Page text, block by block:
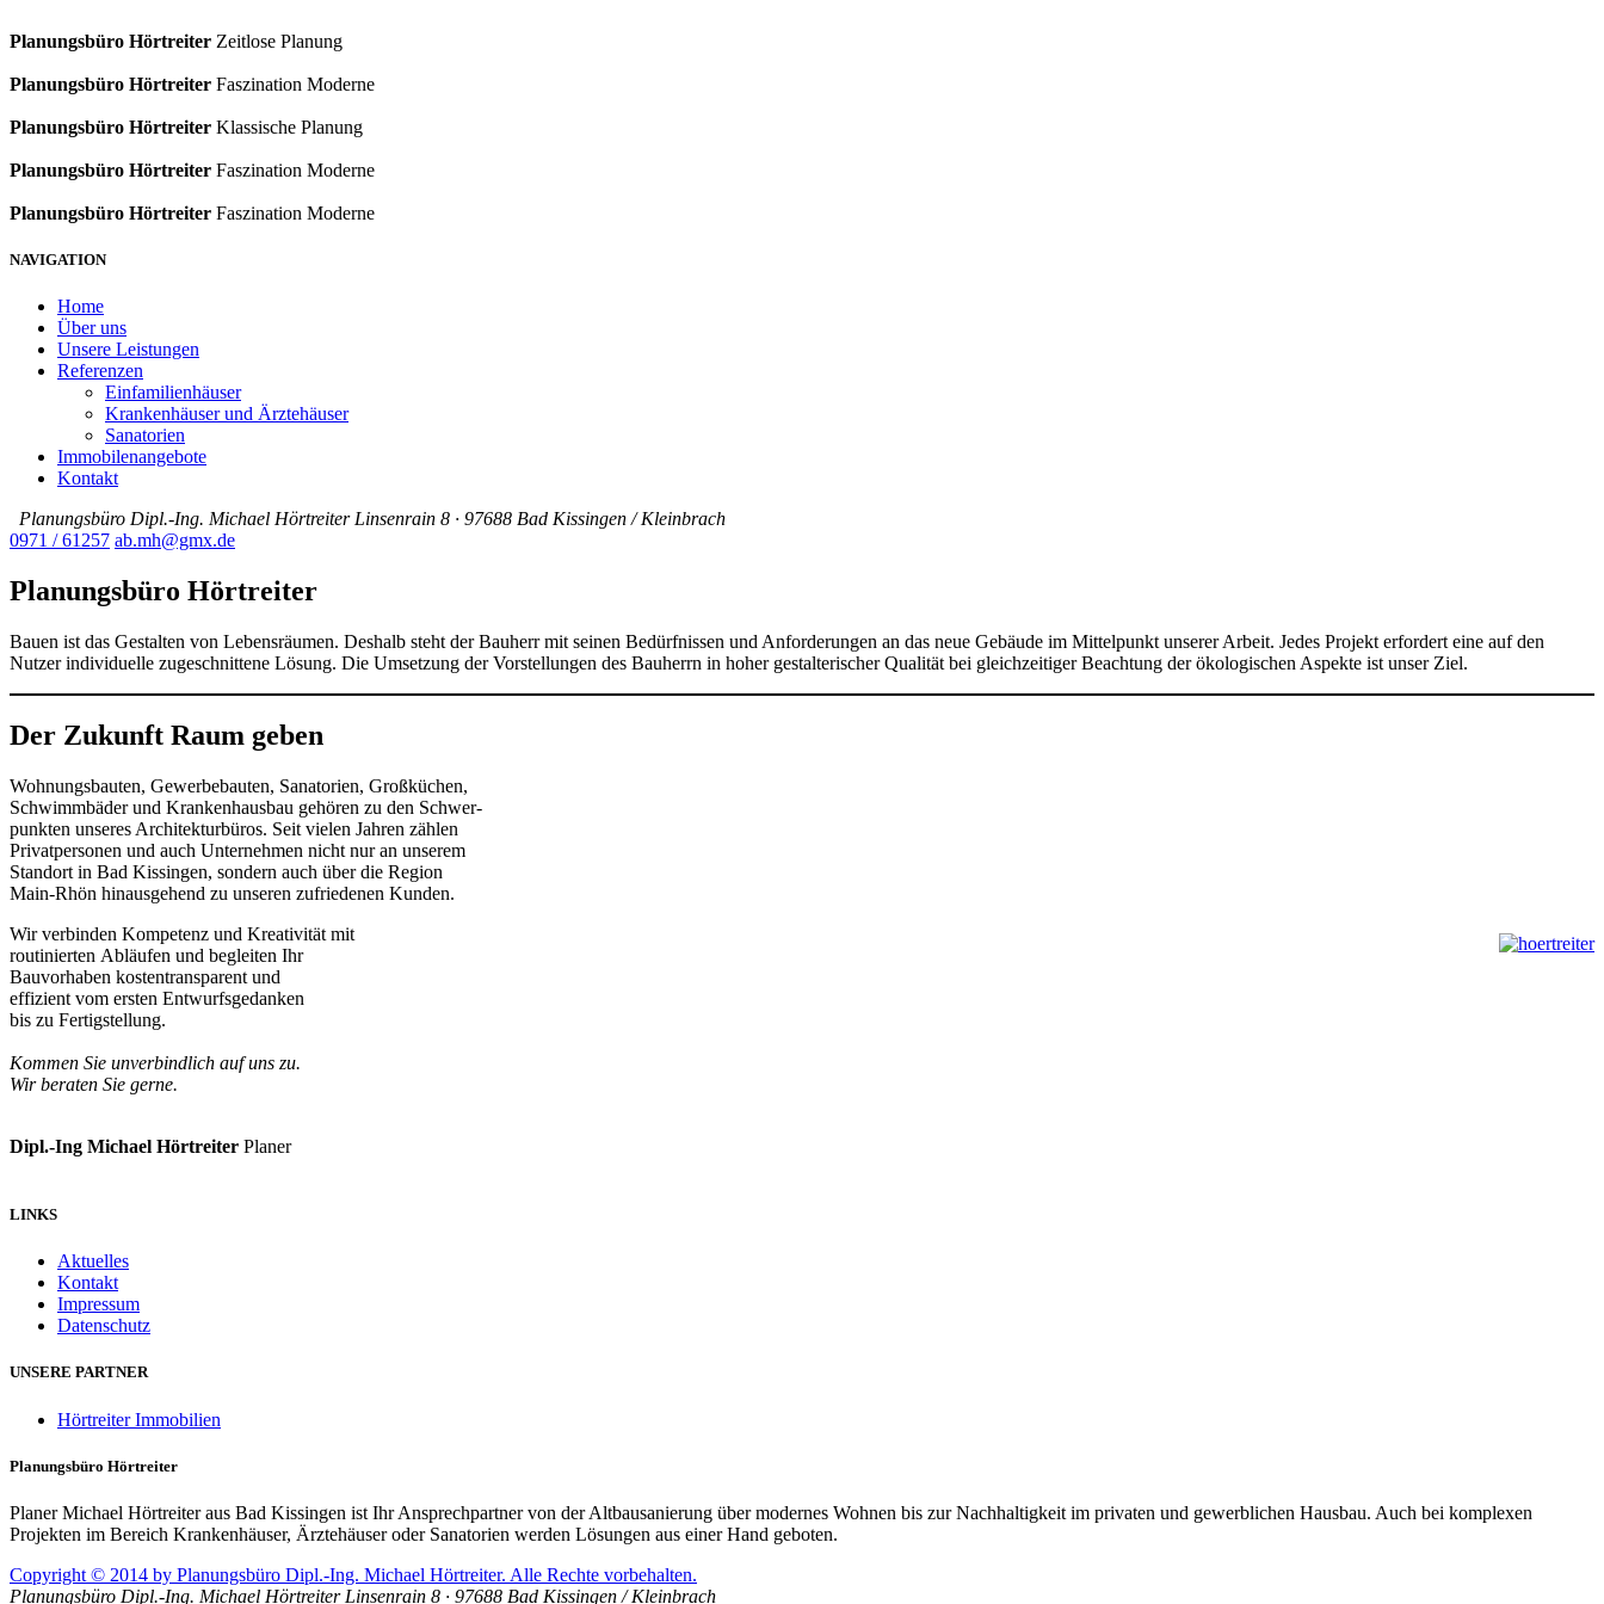
Planungsbüro Hörtreiter Zeitlose Planung
Planungsbüro Hörtreiter Faszination Moderne
Planungsbüro Hörtreiter Klassische Planung
Planungsbüro Hörtreiter Faszination Moderne
Planungsbüro Hörtreiter Faszination Moderne
NAVIGATION
Home
Über uns
Unsere Leistungen
Referenzen
Einfamilienhäuser
Krankenhäuser und Ärztehäuser
Sanatorien
Immobilenangebote
Kontakt
Planungsbüro Dipl.-Ing. Michael Hörtreiter Linsenrain 8 · 97688 Bad Kissingen / Kleinbrach
0971 / 61257 ab.mh@gmx.de
Planungsbüro Hörtreiter
Bauen ist das Gestalten von Lebensräumen. Deshalb steht der Bauherr mit seinen Bedürfnissen und Anforderungen an das neue Gebäude im Mittelpunkt unserer Arbeit. Jedes Projekt erfordert eine auf den
Nutzer individuelle zugeschnittene Lösung. Die Umsetzung der Vorstellungen des Bauherrn in hoher gestalterischer Qualität bei gleichzeitiger Beachtung der ökologischen Aspekte ist unser Ziel.
Der Zukunft Raum geben
Wohnungsbauten, Gewerbebauten, Sanatorien, Großküchen,
Schwimmbäder und Krankenhausbau gehören zu den Schwer-
punkten unseres Architekturbüros. Seit vielen Jahren zählen
Privatpersonen und auch Unternehmen nicht nur an unserem
Standort in Bad Kissingen, sondern auch über die Region
Main-Rhön hinausgehend zu unseren zufriedenen Kunden.
Wir verbinden Kompetenz und Kreativität mit
routinierten Abläufen und begleiten Ihr
Bauvorhaben kostentransparent und
effizient vom ersten Entwurfsgedanken
bis zu Fertigstellung.
Kommen Sie unverbindlich auf uns zu.
Wir beraten Sie gerne.
Dipl.-Ing Michael Hörtreiter Planer
LINKS
Aktuelles
Kontakt
Impressum
Datenschutz
UNSERE PARTNER
Hörtreiter Immobilien
Planungsbüro Hörtreiter
Planer Michael Hörtreiter aus Bad Kissingen ist Ihr Ansprechpartner von der Altbausanierung über modernes Wohnen bis zur Nachhaltigkeit im privaten und gewerblichen Hausbau. Auch bei komplexen
Projekten im Bereich Krankenhäuser, Ärztehäuser oder Sanatorien werden Lösungen aus einer Hand geboten.
Copyright © 2014 by Planungsbüro Dipl.-Ing. Michael Hörtreiter. Alle Rechte vorbehalten.
Planungsbüro Dipl.-Ing. Michael Hörtreiter Linsenrain 8 · 97688 Bad Kissingen / Kleinbrach